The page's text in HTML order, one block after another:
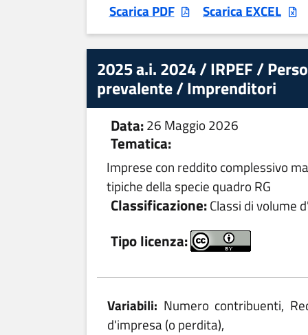
Scarica PDF Scarica EXCEL
2025 a.i. 2024 / IRPEF /
prevalente / Imprenditori
Data:26 Maggio 2026
Tematica:
Imprese con reddito complessivo
tipiche della specie quadro RG
Classificazione:Classi di volume
Tipo licenza:
Variabili: Numero contribuenti,
d'impresa (o perdita),